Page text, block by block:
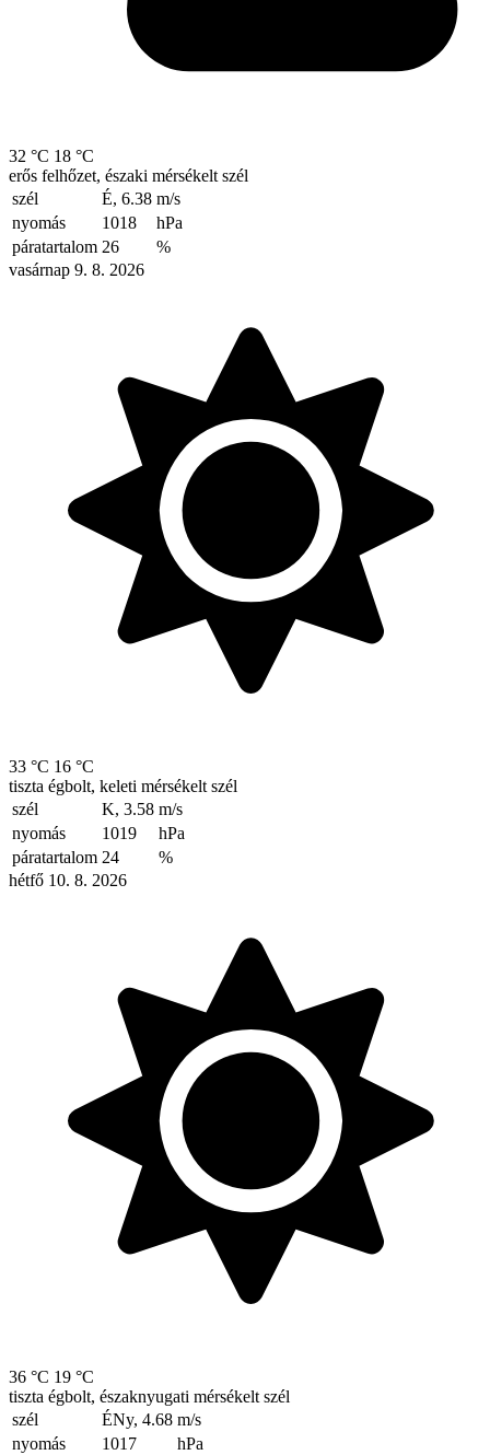
32 °C 18 °C
erős felhőzet, északi mérsékelt szél
szél
É, 6.38 m/s
nyomás
1018
hPa
páratartalom 26
%
vasárnap 9. 8. 2026
33 °C 16 °C
tiszta égbolt, keleti mérsékelt szél
szél
K, 3.58 m/s
nyomás
1019
hPa
páratartalom 24
%
hétfő 10. 8. 2026
36 °C 19 °C
tiszta égbolt, északnyugati mérsékelt szél
szél
ÉNy, 4.68 m/s
nyomás
1017
hPa